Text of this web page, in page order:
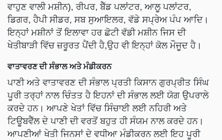
ਵਾਹੁਣ ਵਾਲੀ ਮਸ਼ੀਨ), ਰੀਪਰ, ਬੈੱਡ ਪਲਾਂਟਰ, ਆਲੂ ਪਲਾਂਟਰ,
ਡਿਗਰ, ਹੈਪੀ ਸੀਡਰ, ਸਬ ਸੁਆਇਲਰ, ਵੱਡੇ ਸਪ੍ਰੇਅ ਪੰਪ ਆਦਿ।
ਇਨ੍ਹਾਂ ਮਸ਼ੀਨਾਂ ਤੋਂ ਇਲਾਵਾ ਹਰ ਛੋਟੀ ਵੱਡੀ ਮਸ਼ੀਨ ਜਿਸ ਦੀ
ਖੇਤੀਬਾੜੀ ਵਿੱਚ ਜ਼ਰੂਰਤ ਪੈਂਦੀ ਹੈ,ਉਹ ਵੀ ਇਨ੍ਹਾਂ ਕੋਲ ਮੌਜੂਦ ਹੈ।
ਵਾਤਾਵਰਣ ਦੀ ਸੰਭਾਲ ਅਤੇ ਮੰਡੀਕਰਨ
ਪਾਣੀ ਅਤੇ ਵਾਤਾਵਰਣ ਦੀ ਸੰਭਾਲ ਪ੍ਰਤੀ ਕਿਸਾਨ ਗੁਰਪ੍ਰੀਤ ਸਿੰਘ
ਪੂਰੀ ਤਰ੍ਹਾਂ ਨਾਲ ਚਿੰਤਤ ਹੈ ਇਹਨਾਂ ਦੀ ਸੰਭਾਲ ਲਈ ਯੋਗ ਉਪਰਾਲੇ
ਕਰਦੇ ਹਨ। ਆਪਣੇ ਖੇਤਾਂ ਵਿੱਚ ਸਿੰਚਾਈ ਲਈ ਨਹਿਰੀ ਅਤੇ
ਟਿਊਬਵੈੱਲ ਦੇ ਪਾਣੀ ਦੀ ਵਰਤੋਂ ਬਹੁਤ ਹੀ ਸੰਯਮ ਨਾਲ ਕਰਦੇ ਹਨ।
ਆਪਣੀਆਂ ਖੇਤੀ ਜਿਨਸਾਂ ਦੇ ਵਧੀਆ ਮੰਡੀਕਰਨ ਲਈ ਇਹ ਪੂਰੀ